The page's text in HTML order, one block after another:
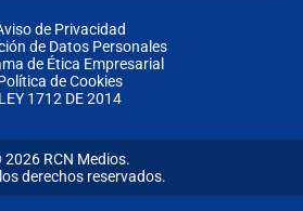
de Privacidad
de Datos Personales
de Ética Empresarial
de Cookies
LEY 1712 DE 2014
2026 RCN Medios.
derechos reservados.